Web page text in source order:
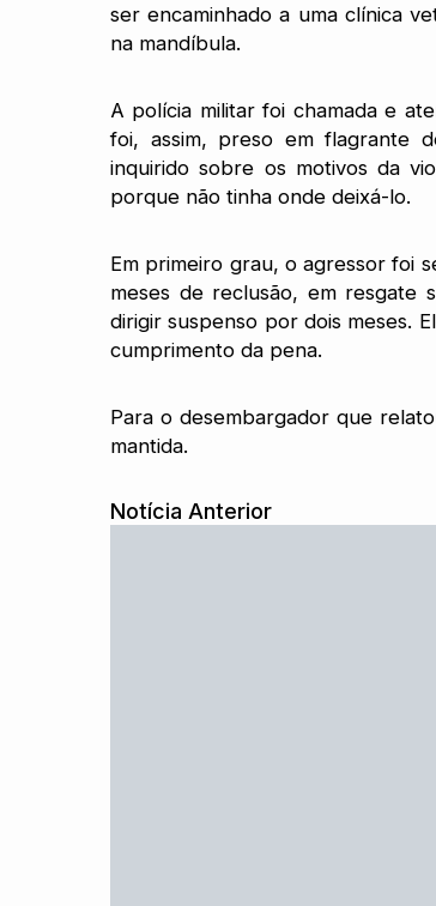
ser encaminhado a uma clínica
na mandíbula.
A polícia militar foi chamada e
foi, assim, preso em flagrante
inquirido sobre os motivos da
porque não tinha onde deixá-lo.
Em primeiro grau, o agressor foi
meses de reclusão, em resgate
dirigir suspenso por dois meses.
cumprimento da pena.
Para o desembargador que
mantida.
Notícia Anterior